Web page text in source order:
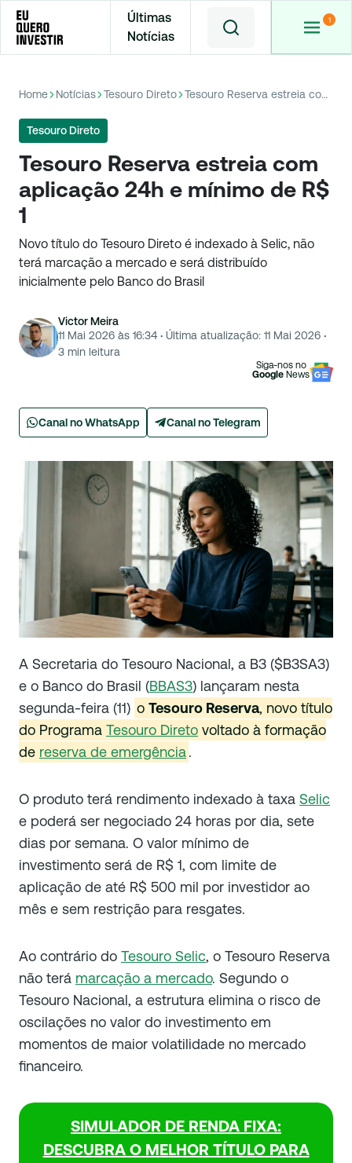
Últimas
Notícias
Home Notícias Tesouro Direto Tesouro Reserva estreia com aplicação 24h e mínimo de R$ 1
Tesouro Direto
Tesouro Reserva estreia com
aplicação 24h e mínimo de R$
1
Novo título do Tesouro Direto é indexado à Selic, não
terá marcação a mercado e será distribuído
inicialmente pelo Banco do Brasil
Victor Meira
11 Mai 2026 às 16:34 · Última atualização: 11 Mai 2026 ·
3 min leitura
Siga-nos no
Google News
Canal no WhatsApp Canal no Telegram
A Secretaria do Tesouro Nacional, a B3 ($B3SA3)
e o Banco do Brasil (BBAS3) lançaram nesta
segunda-feira (11) oTesouro Reserva, novo título
do Programa Tesouro Direto voltado à formação
de reserva de emergência.
O produto terá rendimento indexado à taxa Selic
e poderá ser negociado 24 horas por dia, sete
dias por semana. O valor mínimo de
investimento será de R$ 1, com limite de
aplicação de até R$ 500 mil por investidor ao
mês e sem restrição para resgates.
Ao contrário do Tesouro Selic, o Tesouro Reserva
não terá marcação a mercado. Segundo o
Tesouro Nacional, a estrutura elimina o risco de
oscilações no valor do investimento em
momentos de maior volatilidade no mercado
financeiro.
SIMULADOR DE RENDA FIXA:
DESCUBRA O MELHOR TÍTULO PARA